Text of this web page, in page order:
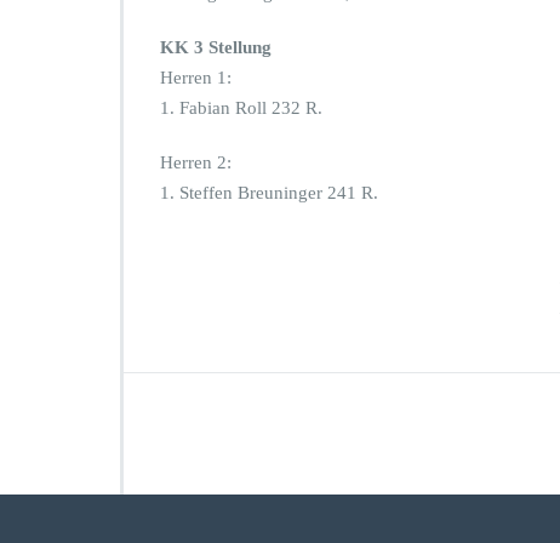
KK 3 Stellung
Herren 1:
1. Fabian Roll 232 R.
Herren 2:
1. Steffen Breuninger 241 R.